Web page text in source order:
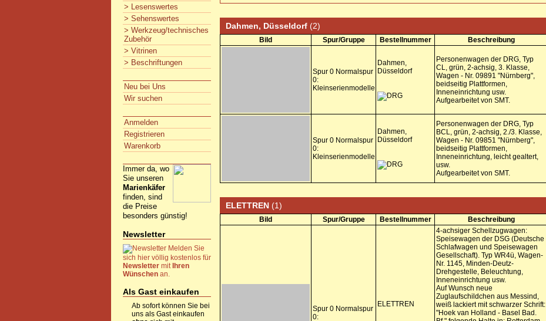
> Lesenswertes
> Sehenswertes
> Werkzeug/technisches
Zubehör
> Vitrinen
> Beschriftungen
Neu bei Uns
Wir suchen
Anmelden
Registrieren
Warenkorb
Immer da, wo
Sie unseren
Marienkäfer
finden, sind
die Preise
besonders günstig!
Newsletter
Melden Sie
sich hier völlig kostenlos für
Newsletter mit Ihren
Wünschen an.
Als Gast einkaufen
Ab sofort können Sie bei
uns als Gast einkaufen
Dahmen, Düsseldorf (2)
Bild Spur/Gruppe Bestellnummer Beschreibung
Spur 0 Normalspur
0:
Kleinserienmodelle
Dahmen,
Düsseldorf
Personenwagen der DRG, Typ
CL, grün, 2-achsig, 3. Klasse,
Wagen - Nr. 09891 "Nürnberg",
beidseitig Plattformen,
Inneneinrichtung usw.
Aufgearbeitet von SMT.
Spur 0 Normalspur
0:
Kleinserienmodelle
Dahmen,
Düsseldorf
Personenwagen der DRG, Typ
BCL, grün, 2-achsig, 2./3. Klasse,
Wagen - Nr. 09851 "Nürnberg",
beidseitig Plattformen,
Inneneinrichtung, leicht gealtert,
usw.
Aufgearbeitet von SMT.
ELETTREN (1)
Bild Spur/Gruppe Bestellnummer Beschreibung
Spur 0 Normalspur
0:
ELETTREN
4-achsiger Schellzugwagen:
Speisewagen der DSG (Deutsche
Schlafwagen und Speisewagen
Gesellschaft). Typ WR4ü, Wagen-
Nr. 1145, Minden-Deutz-
Drehgestelle, Beleuchtung,
Inneneinrichtung usw.
Auf Wunsch neue
Zuglaufschildchen aus Messind,
weiß lackiert mit schwarzer Schrift:
"Hoek van Holland - Basel Bad.